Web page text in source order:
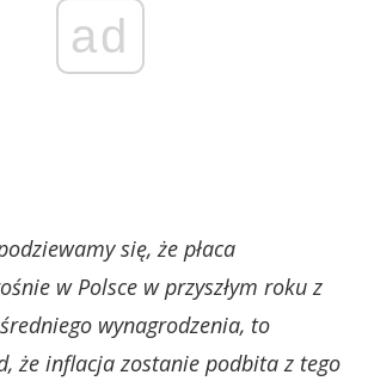
ad
się, że płaca
w Polsce w przyszłym roku z
wynagrodzenia, to
że inflacja zostanie podbita z tego